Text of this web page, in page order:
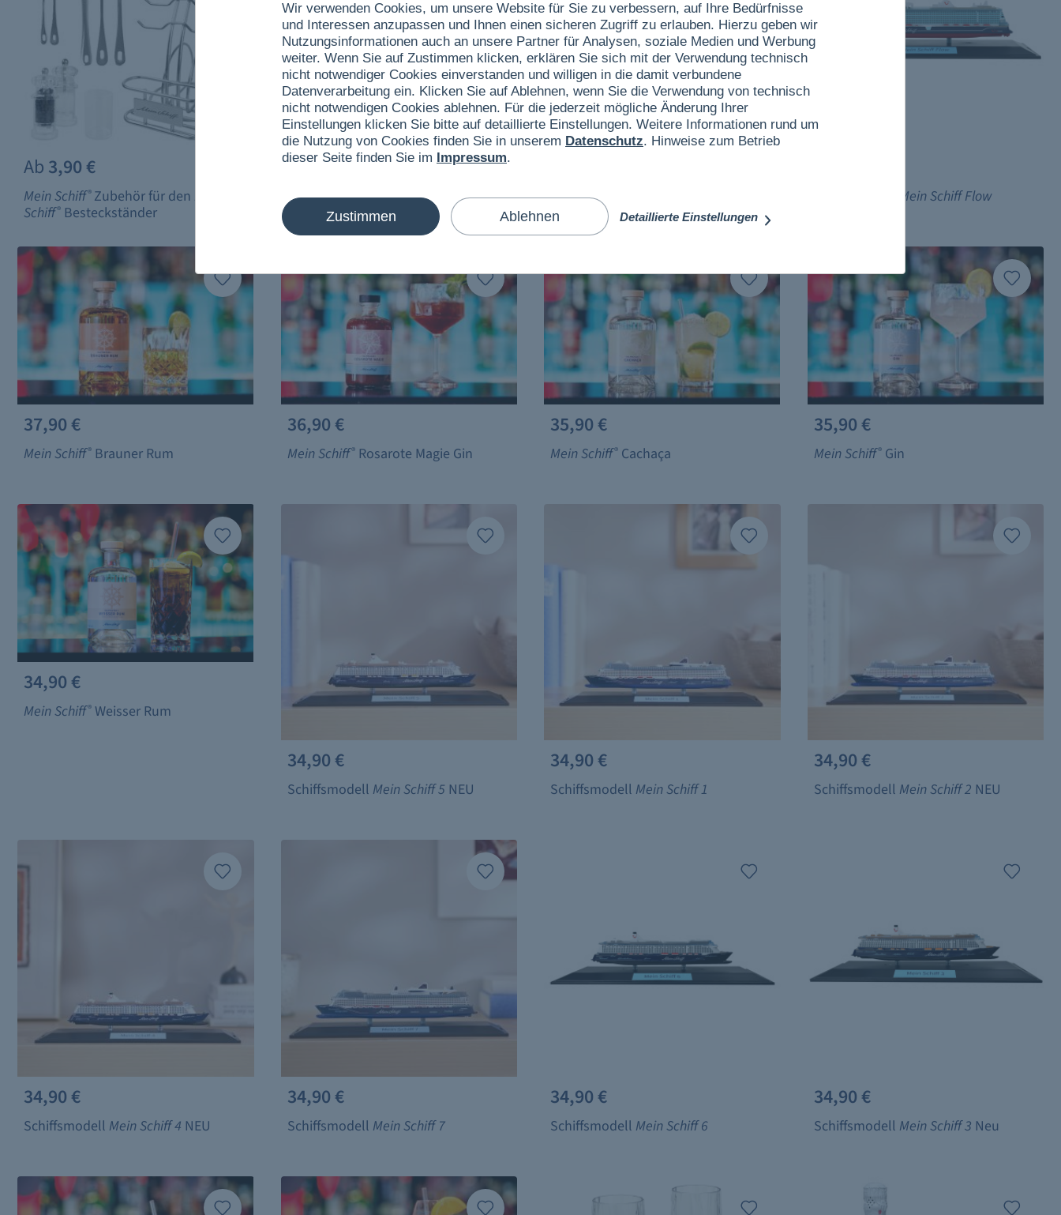
Ab 3,90 €
Mein Schiff® Zubehör für den
Schiff® Besteckständer
49,90 €
Mein Schiff Gin -Set mit 2 Gläsern Schiffsmodell Mein Schiff Flow
37,90 €
Mein Schiff® Brauner Rum
36,90 €
Mein Schiff®Rosarote Magie Gin
35,90 €
Mein Schiff® Cachaça
35,90 €
Mein Schiff®Gin
34,90 €
Mein Schiff® Weisser Rum
34,90 €
Schiffsmodell Mein Schiff 5 NEU
34,90 €
Schiffsmodell Mein Schiff 1
34,90 €
Schiffsmodell Mein Schiff 2 NEU
34,90 €
Schiffsmodell Mein Schiff 4 NEU
34,90 €
Schiffsmodell Mein Schiff 7
34,90 €
Schiffsmodell Mein Schiff 6
34,90 €
Schiffsmodell Mein Schiff 3 Neu
Wir verwenden Cookies, um unsere Website für Sie zu verbessern, auf Ihre Bedürfnisse
und Interessen anzupassen und Ihnen einen sicheren Zugriff zu erlauben. Hierzu geben wir
Nutzungsinformationen auch an unsere Partner für Analysen, soziale Medien und Werbung
weiter. Wenn Sie auf Zustimmen klicken, erklären Sie sich mit der Verwendung technisch
nicht notwendiger Cookies einverstanden und willigen in die damit verbundene
Datenverarbeitung ein. Klicken Sie auf Ablehnen, wenn Sie die Verwendung von technisch
nicht notwendigen Cookies ablehnen. Für die jederzeit mögliche Änderung Ihrer
Einstellungen klicken Sie bitte auf detaillierte Einstellungen. Weitere Informationen rund um
die Nutzung von Cookies finden Sie in unserem Datenschutz. Hinweise zum Betrieb
dieser Seite finden Sie im
Impressum.
Zustimmen Ablehnen Detaillierte Einstellungen